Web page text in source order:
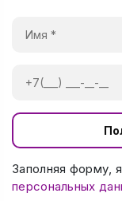
Заполняя форму,
персональных